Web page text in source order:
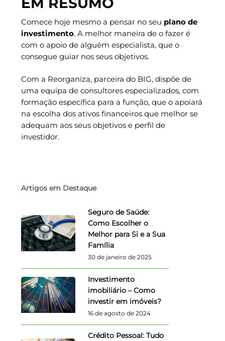
Comece hoje mesmo a pensar no seu plano de
investimento. A melhor maneira de o fazer é
com o apoio de alguém especialista, que o
consegue guiar nos seus objetivos.
Com a Reorganiza, parceira do BIG, dispõe de
uma equipa de consultores especializados, com
formação específica para a função, que o apoiará
na escolha dos ativos financeiros que melhor se
adequam aos seus objetivos e perfil de
investidor.
Artigos em Destaque
Seguro de Saúde:
Como Escolher o
Melhor para Si e a Sua
Família
30 de janeiro de 2025
Investimento
imobiliário – Como
investir em imóveis?
16 de agosto de 2024
Crédito Pessoal: Tudo